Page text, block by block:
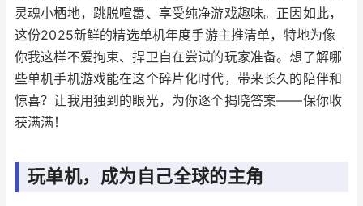
灵魂小栖地，跳脱喧嚣、享受纯净游戏趣味。正因如此，
这份2025新鲜的精选单机年度手游主推清单，特地为像
你我这样不爱拘束、捍卫自在尝试的玩家准备。想了解哪
些单机手机游戏能在这个碎片化时代，带来长久的陪伴和
惊喜？让我用独到的眼光，为你逐个揭晓答案——保你收
获满满！
玩单机，成为自己全球的主角